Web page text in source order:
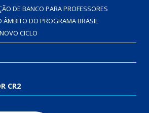
DE BANCO PARA PROFESSORES
ÂMBITO DO PROGRAMA BRASIL
CICLO
CR2